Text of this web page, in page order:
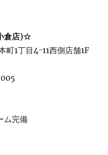
倉店)☆
町1丁目4ｰ11西側店舗1F
ム完備